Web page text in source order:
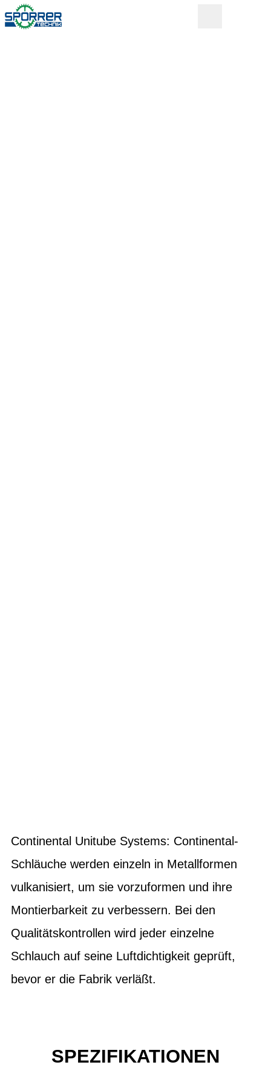
Continental Unitube Systems: Continental-
Schläuche werden einzeln in Metallformen
vulkanisiert, um sie vorzuformen und ihre
Montierbarkeit zu verbessern. Bei den
Qualitätskontrollen wird jeder einzelne
Schlauch auf seine Luftdichtigkeit geprüft,
bevor er die Fabrik verläßt.
SPEZIFIKATIONEN